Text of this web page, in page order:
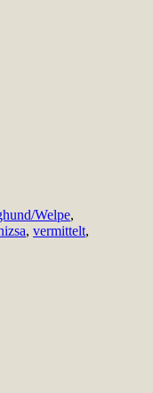
Welpe,
, vermittelt,